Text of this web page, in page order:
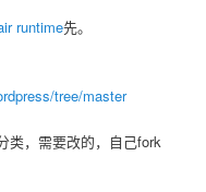
runtime先。
tree/master
类，需要改的，自己fork